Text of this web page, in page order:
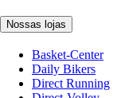
Nossas lojas
Basket-Center
Daily Bikers
Direct Running